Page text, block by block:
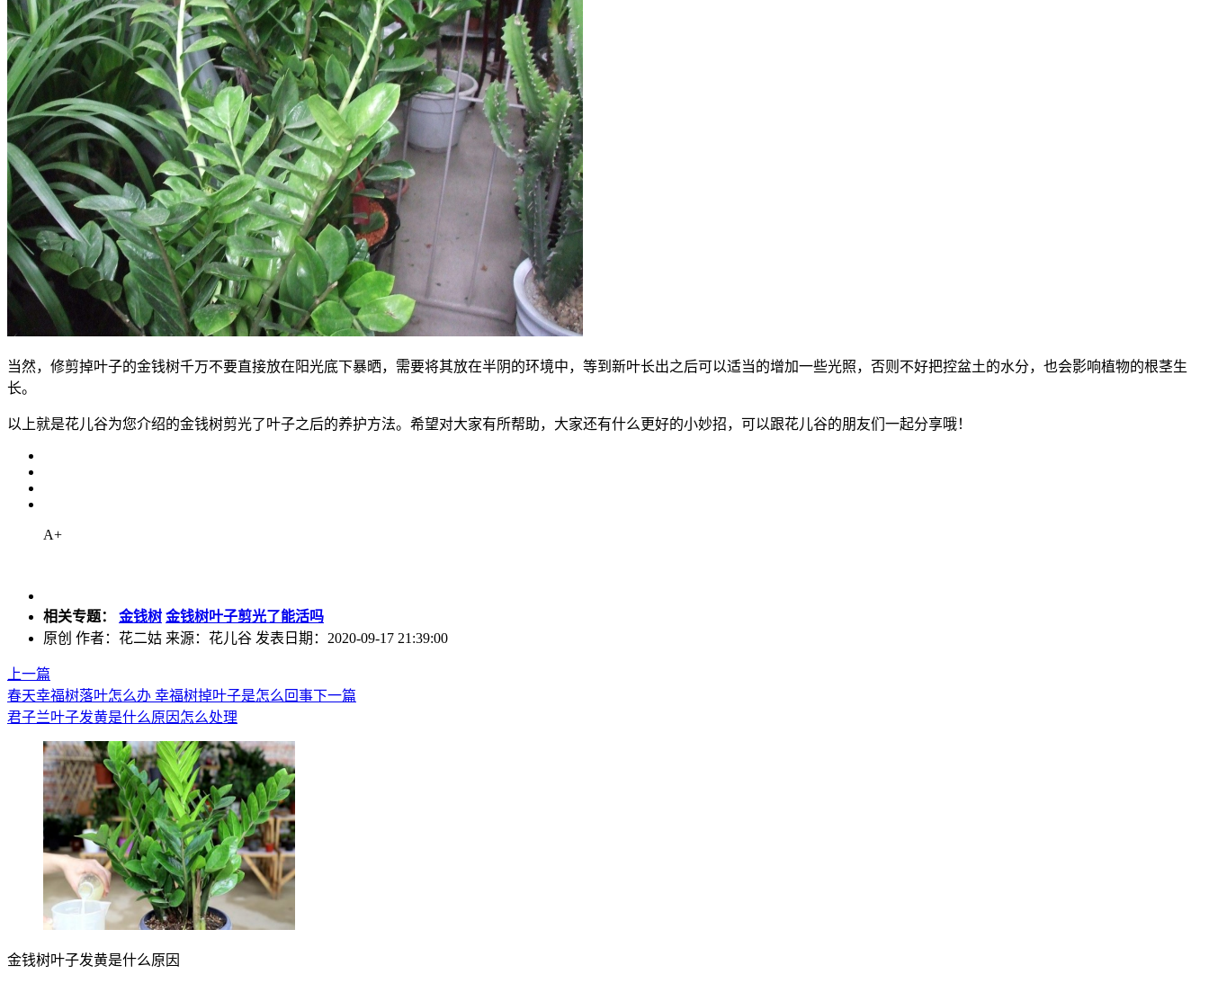
当然，修剪掉叶子的金钱树千万不要直接放在阳光底下暴晒，需要将其放在半阴的环境中，等到新叶长出之后可以适当的增加一些光照，否则不好把控盆土的水分，也会影响植物的根茎生
长。
以上就是花儿谷为您介绍的金钱树剪光了叶子之后的养护方法。希望对大家有所帮助，大家还有什么更好的小妙招，可以跟花儿谷的朋友们一起分享哦！
A+
相关专题： 金钱树 金钱树叶子剪光了能活吗
原创 作者：花二姑 来源：花儿谷 发表日期：2020-09-17 21:39:00
上一篇
春天幸福树落叶怎么办 幸福树掉叶子是怎么回事下一篇
君子兰叶子发黄是什么原因怎么处理
金钱树叶子发黄是什么原因